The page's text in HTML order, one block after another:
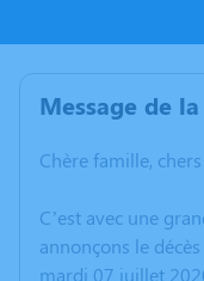
Message de
Chère famille,
C’est avec une
annonçons le
mardi 07 juillet